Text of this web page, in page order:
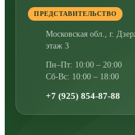
ПРЕДСТАВИТЕЛЬСТВО
Московская обл., г.
этаж 3
Пн–Пт: 10:00 – 20:00
Сб-Вс: 10:00 – 18:00
+7 (925) 854-87-88